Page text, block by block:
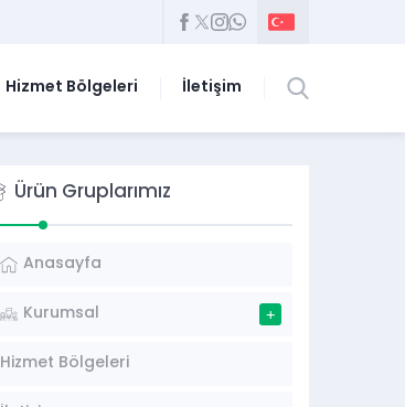
Hizmet Bölgeleri İletişim
Ürün Gruplarımız
Anasayfa
Kurumsal
Hizmet Bölgeleri